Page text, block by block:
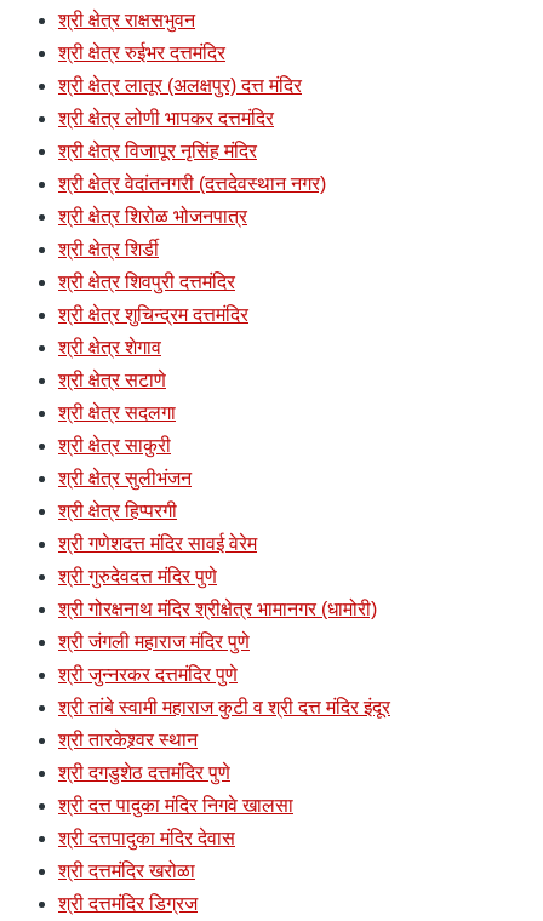
श्री क्षेत्र राक्षसभुवन
श्री क्षेत्र रुईभर दत्तमंदिर
श्री क्षेत्र लातूर (अलक्षपुर) दत्त मंदिर
श्री क्षेत्र लोणी भापकर दत्तमंदिर
श्री क्षेत्र विजापूर नृसिंह मंदिर
श्री क्षेत्र वेदांतनगरी (दत्तदेवस्थान नगर)
श्री क्षेत्र शिरोळ भोजनपात्र
श्री क्षेत्र शिर्डी
श्री क्षेत्र शिवपुरी दत्तमंदिर
श्री क्षेत्र शुचिन्द्रम दत्तमंदिर
श्री क्षेत्र शेगाव
श्री क्षेत्र सटाणे
श्री क्षेत्र सदलगा
श्री क्षेत्र साकुरी
श्री क्षेत्र सुलीभंजन
श्री क्षेत्र हिप्परगी
श्री गणेशदत्त मंदिर सावई वेरेम
श्री गुरुदेवदत्त मंदिर पुणे
श्री गोरक्षनाथ मंदिर श्रीक्षेत्र भामानगर (धामोरी)
श्री जंगली महाराज मंदिर पुणे
श्री जुन्नरकर दत्तमंदिर पुणे
श्री तांबे स्वामी महाराज कुटी व श्री दत्त मंदिर इंदूर
श्री तारकेश्र्वर स्थान
श्री दगडुशेठ दत्तमंदिर पुणे
श्री दत्त पादुका मंदिर निगवे खालसा
श्री दत्तपादुका मंदिर देवास
श्री दत्तमंदिर खरोळा
श्री दत्तमंदिर डिग्रज